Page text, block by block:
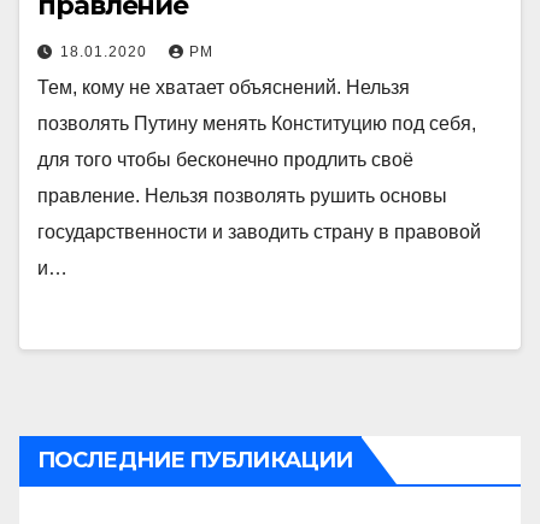
18.01.2020 РМ
Тем, кому не хватает объяснений. Нельзя
позволять Путину менять Конституцию под себя,
для того чтобы бесконечно продлить своё
правление. Нельзя позволять рушить основы
государственности и заводить страну в правовой
и…
ПОСЛЕДНИЕ ПУБЛИКАЦИИ